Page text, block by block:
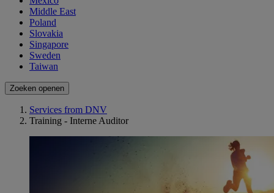
Middle East
Poland
Slovakia
Singapore
Sweden
Taiwan
Zoeken openen
Services from DNV
Training - Interne Auditor